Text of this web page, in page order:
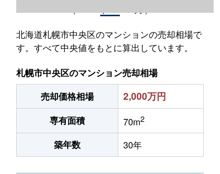
北海道札幌市中央区のマンションの売却相場で
す。すべて中央値をもとに算出しています。
札幌市中央区のマンション売却相場
売却価格相場
2,000万円
専有面積 70m2
築年数 30年